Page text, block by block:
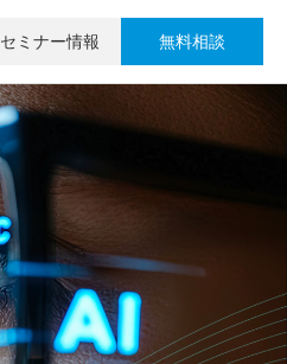
セミナー情報 無料相談